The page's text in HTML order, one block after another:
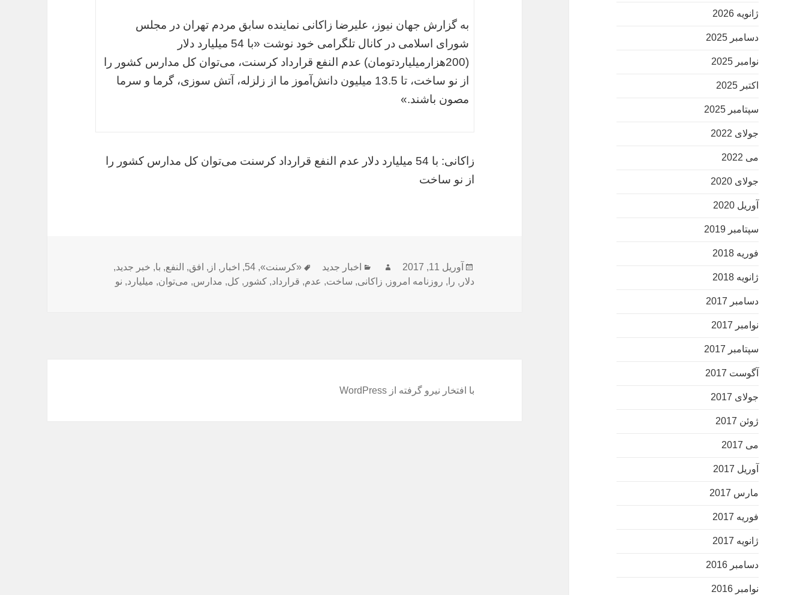
ژانویه 2026
دسامبر 2025
نوامبر 2025
اکتبر 2025
سپتامبر 2025
جولای 2022
می 2022
جولای 2020
آوریل 2020
سپتامبر 2019
فوریه 2018
ژانویه 2018
دسامبر 2017
نوامبر 2017
سپتامبر 2017
آگوست 2017
جولای 2017
ژوئن 2017
می 2017
آوریل 2017
مارس 2017
فوریه 2017
ژانویه 2017
دسامبر 2016
نوامبر 2016
به گزارش جهان نیوز، علیرضا زاکانی نماینده سابق مردم تهران در مجلس
شورای اسلامی در کانال تلگرامی خود نوشت «با 54 میلیارد دلار
(200هزارمیلیاردتومان) عدم النفع قرارداد کرسنت، می‌توان کل مدارس کشور را
از نو ساخت، تا 13.5 میلیون دانش‌آموز ما از زلزله، آتش سوزی، گرما و سرما
مصون باشند.»
زاکانی: با 54 میلیارد دلار عدم النفع قرارداد کرسنت می‌توان کل مدارس کشور را
از نو ساخت
ارسال
شده
آوریل 11, 2017 نویسندهدسته‌ها
اخبار جدید برچسب‌ها
«کرسنت»,
54
, اخبار , از , افق, النفع, با, خبر جدید,
دلار , را , روزنامه امروز , زاکانی, ساخت, عدم, قرارداد,کشور ,کل, مدارس, می‌توان, میلیارد, نو
با افتخار نیرو گرفته از WordPress